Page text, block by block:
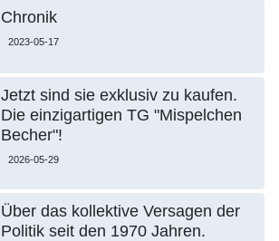
Chronik
2023-05-17
Jetzt sind sie exklusiv zu kaufen.
Die einzigartigen TG "Mispelchen
Becher"!
2026-05-29
Über das kollektive Versagen der
Politik seit den 1970 Jahren.